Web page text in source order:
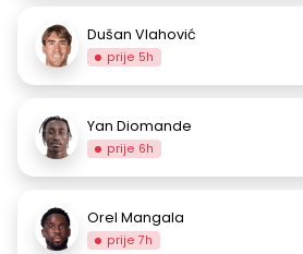
Dušan Vlahović
prije 5h
Yan Diomande
prije 6h
Orel Mangala
prije 7h